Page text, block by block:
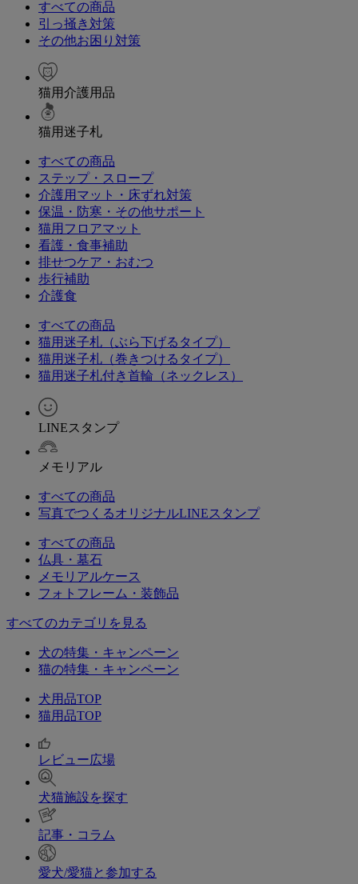
すべての商品
引っ掻き対策
その他お困り対策
猫用介護用品
猫用迷子札
すべての商品
ステップ・スロープ
介護用マット・床ずれ対策
保温・防寒・その他サポート
猫用フロアマット
看護・食事補助
排せつケア・おむつ
歩行補助
介護食
すべての商品
猫用迷子札（ぶら下げるタイプ）
猫用迷子札（巻きつけるタイプ）
猫用迷子札付き首輪（ネックレス）
LINEスタンプ
メモリアル
すべての商品
写真でつくるオリジナルLINEスタンプ
すべての商品
仏具・墓石
メモリアルケース
フォトフレーム・装飾品
すべてのカテゴリを見る
犬の特集・キャンペーン
猫の特集・キャンペーン
犬用品TOP
猫用品TOP
レビュー広場
犬猫施設を探す
記事・コラム
愛犬/愛猫と参加する